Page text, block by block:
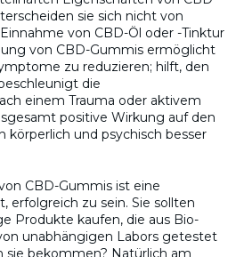
sie sich nicht von
von CBD-Öl oder -Tinktur
von CBD-Gummis ermöglicht
zu reduzieren; hilft, den
die
einem Trauma oder aktivem
positive Wirkung auf den
körperlich und psychisch besser
CBD-Gummis ist eine
erfolgreich zu sein. Sie sollten
Produkte kaufen, die aus Bio-
unabhängigen Labors getestet
sie bekommen? Natürlich am